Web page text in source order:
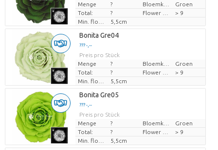
Menge ?
Groen
Total:
?
> 9
5,5cm
Bonita Gre04
??? -,--
Preis pro Stück
Menge
?
Groen
Total:
?
> 9
5,5cm
Bonita Gre05
??? -,--
Preis pro Stück
Menge
?
Groen
Total:
?
> 9
5,5cm